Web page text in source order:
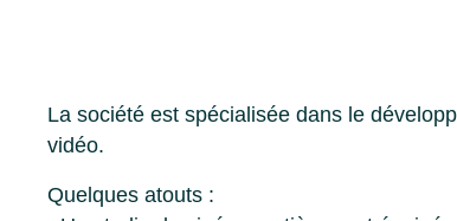
La société est spécialisée dans le
vidéo.
Quelques atouts :